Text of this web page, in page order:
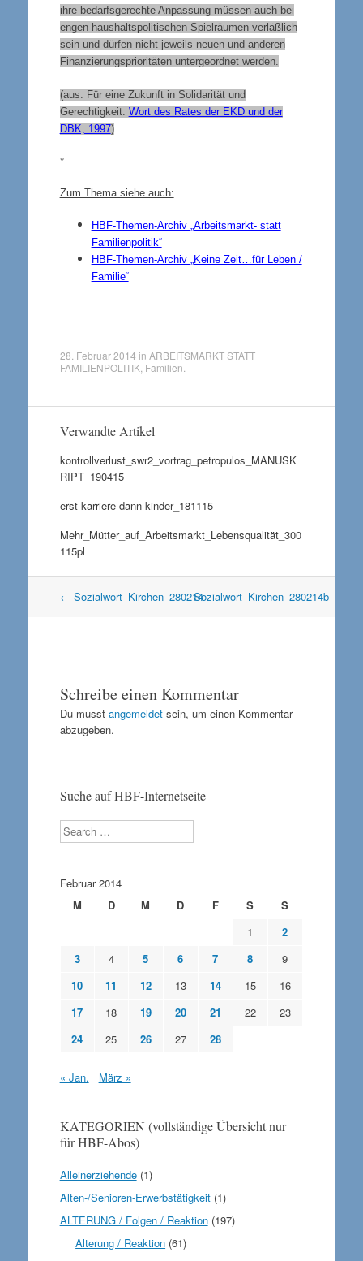
ihre bedarfsgerechte Anpassung müssen auch bei
engen haushaltspolitischen Spielräumen verläßlich
sein und dürfen nicht jeweils neuen und anderen
Finanzierungsprioritäten untergeordnet werden.
(aus: Für eine Zukunft in Solidarität und
Gerechtigkeit. Wort des Rates der EKD und der
DBK, 1997)
°
Zum Thema siehe auch:
HBF-Themen-Archiv „Arbeitsmarkt- statt
Familienpolitik“
HBF-Themen-Archiv „Keine Zeit…für Leben /
Familie“
28. Februar 2014 in ARBEITSMARKT STATT
FAMILIENPOLITIK, Familien
Verwandte Artikel
kontrollverlust_swr2_vortrag_petropulos_MANUSK
RIPT_190415
erst-karriere-dann-kinder_181115
Mehr_Mütter_auf_Arbeitsmarkt_Lebensqualität_300
115pl
Artikel
← Sozialwort_Kirchen_280214Sozialwort_Kirchen_280214b →
Schreibe einen Kommentar
Du musst angemeldetsein, um einen Kommentar
abzugeben.
Suche auf HBF-Internetseite
Search
Februar 2014
M
D M D F S
S
1
2
3
4 5 6 7 8
9
10
11 12 13 14 15
16
17
18 19 20 21 22
23
24
25 26 27 28
« Jan. März »
KATEGORIEN (vollständige Übersicht nur
für HBF-Abos)
Alleinerziehende(1)
Alten-/Senioren-Erwerbstätigkeit(1)
ALTERUNG / Folgen / Reaktion(197)
Alterung / Reaktion (61)